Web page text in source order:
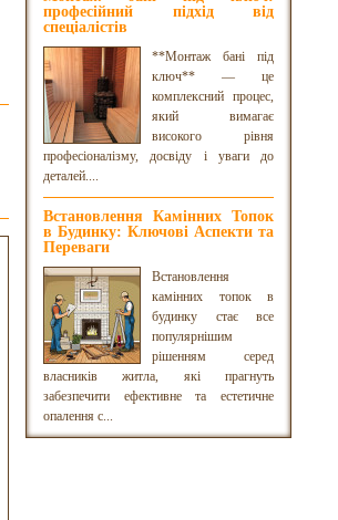
професійний підхід від
спеціалістів
**Монтаж бані під
ключ** — це
комплексний процес,
який вимагає
високого рівня
професіоналізму, досвіду і уваги до
деталей....
Встановлення Камінних Топок
в Будинку: Ключові Аспекти та
Переваги
Встановлення
камінних топок в
будинку стає все
популярнішим
рішенням серед
власників житла, які прагнуть
забезпечити ефективне та естетичне
опалення с...